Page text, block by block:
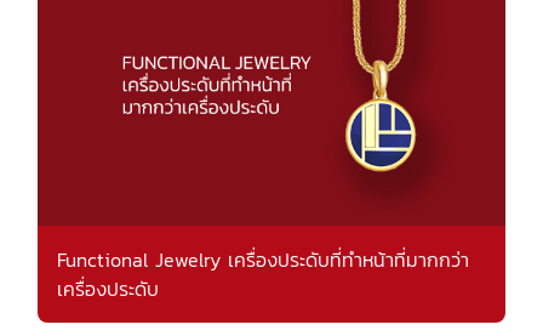
Functional Jewelry เครื่องประดับที่ทำหน้าที่มากกว่า
เครื่องประดับ